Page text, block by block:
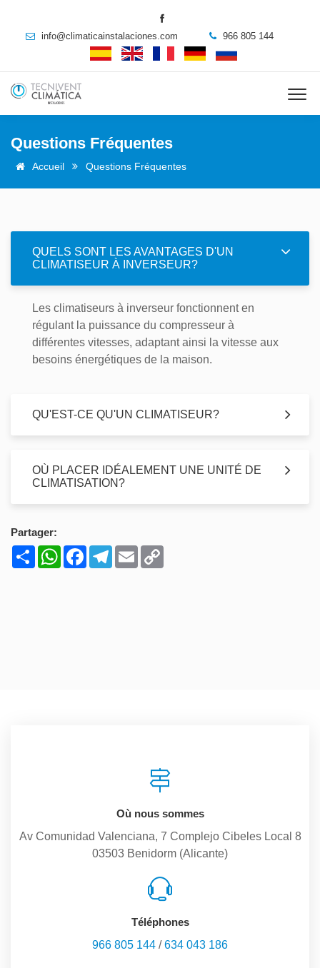
info@climaticainstalaciones.com 966 805 144
Questions Fréquentes
Accueil Questions Fréquentes
QUELS SONT LES AVANTAGES D'UN
CLIMATISEUR À INVERSEUR?
Les climatiseurs à inverseur fonctionnent en
régulant la puissance du compresseur à
différentes vitesses, adaptant ainsi la vitesse aux
besoins énergétiques de la maison.
QU'EST-CE QU'UN CLIMATISEUR?
OÙ PLACER IDÉALEMENT UNE UNITÉ DE
CLIMATISATION?
Partager:
ShareWhatsAppFacebookTelegram
Email
Où nous sommes
Av Comunidad Valenciana, 7 Complejo Cibeles Local 8
03503 Benidorm (Alicante)
Téléphones
966 805 144 /634 043 186